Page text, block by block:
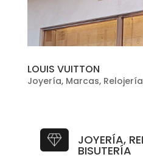
LOUIS VUITTON
Joyería, Marcas,
JOYERÍA,
BISUTERÍA